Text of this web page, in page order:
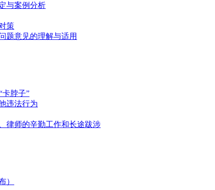
与案例分析
策
题意见的理解与适用
卡脖子”
违法行为
律师的辛勤工作和长途跋涉
）